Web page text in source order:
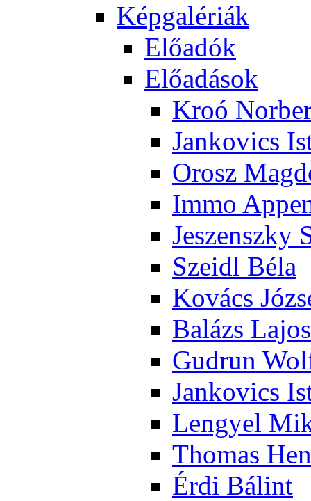
Kép­ga­lé­ri­ák
Elő­adók
Elő­adá­sok
Kroó
Jan­ko­vics
Orosz
Im­mo
Je­szensz­ky
Szeidl Bé­la
Ko­vács
Ba­lázs La­jos
Gud­run
Jan­ko­vics
Len­gyel
Tho­mas
Ér­di Bá­lint